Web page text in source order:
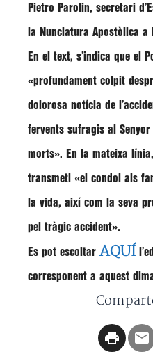
Pietro Parolin, secretari
la Nunciatura Apostòlica a
En el text, s’indica que el
«profundament colpit
dolorosa notícia de
fervents sufragis al Senyor
morts». En la mateixa
transmeti «el condol als
la vida, així com la seva
pel tràgic accident».
Es pot escoltar AQUÍ
corresponent a aquest